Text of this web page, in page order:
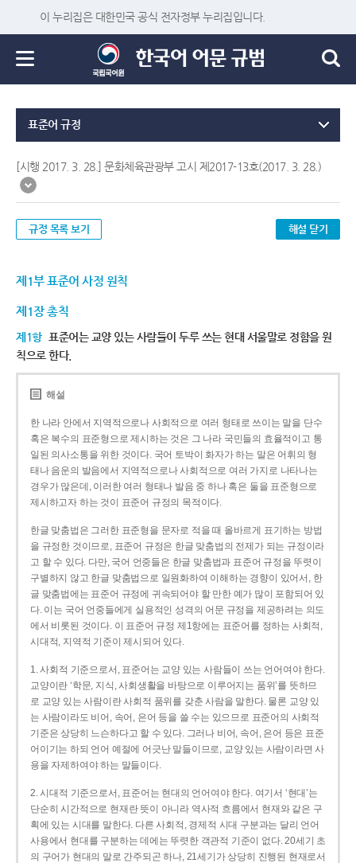
이 누리집은 대한민국 공식 전자정부 누리집입니다.
표준어 규정
[시행 2017. 3. 28.] 문화체육관광부 고시 제2017-13호(2017. 3. 28.)
규정 목록 보기 해설 닫기
제1부 표준어 사정 원칙
제1장 총칙
제1항 표준어는 교양 있는 사람들이 두루 쓰는 현대 서울말로 정함을 원
칙으로 한다.
해설
한 나라 안에서 지역적으로나 사회적으로 여러 형태로 쓰이는 말을 단수
혹은 복수의 표준형으로 제시하는 것은 그 나라 국민들의 효율적이고 통
일된 의사소통을 위한 것이다. 국어 토박이 화자가 하는 말은 어휘의 형
태나 음운의 발음에서 지역적으로나 사회적으로 여러 가지로 나타나는
경우가 많은데, 이러한 여러 형태나 발음 중 하나 혹은 둘을 표준형으로
제시하고자 하는 것이 표준어 규정의 목적이다.
한글 맞춤법은 그러한 표준형을 문자로 적을 때 올바르게 표기하는 방법
을 규정한 것이므로, 표준어 규정은 한글 맞춤법의 전제가 되는 규정이라
고 할 수 있다. 다만, 국어 언중들은 한글 맞춤법과 표준어 규정을 뚜렷이
구별하지 않고 한글 맞춤법으로 일원화하여 이해하는 경향이 있어서, 한
글 맞춤법에는 표준어 규정에 귀속되어야 할 만한 예가 많이 포함되어 있
다. 이는 국어 언중들에게 실용적인 성격의 어문 규정을 제공하려는 의도
에서 비롯된 것이다. 이 표준어 규정 제1항에는 표준어를 정하는 사회적,
시대적, 지역적 기준이 제시되어 있다.
1. 사회적 기준으로서, 표준어는 교양 있는 사람들이 쓰는 언어여야 한다.
교양이란 ‘학문, 지식, 사회생활을 바탕으로 이루어지는 품위’를 뜻하므
로 교양 있는 사람이란 사회적 품위를 갖춘 사람을 말한다. 물론 교양 있
는 사람이라도 비어, 속어, 은어 등을 쓸 수는 있으므로 표준어의 사회적
기준은 상당히 느슨하다고 할 수 있다. 그러나 비어, 속어, 은어 등은 표준
어이기는 하되 언어 예절에 어긋난 말들이므로, 교양 있는 사람이라면 사
용을 자제하여야 하는 말들이다.
2. 시대적 기준으로서, 표준어는 현대의 언어여야 한다. 여기서 ‘현대’는
단순히 시간적으로 현재란 뜻이 아니라 역사적 흐름에서 현재와 같은 구
획에 있는 시대를 말한다. 다른 사회적, 경제적 시대 구분과는 달리 언어
사용에서 현대를 구분하는 데에는 뚜렷한 객관적 기준이 없다. 20세기 초
의 구어가 현대의 말로 간주되곤 하나, 21세기가 상당히 진행된 현재로서